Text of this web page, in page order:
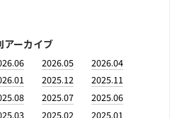
アーカイブ
2026.05
2026.04
2025.12
2025.11
2025.07
2025.06
2025.02
2025.01